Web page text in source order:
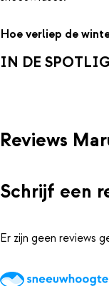
Hoe verliep de
IN DE
Reviews
Schrijf een
Er zijn geen reviews